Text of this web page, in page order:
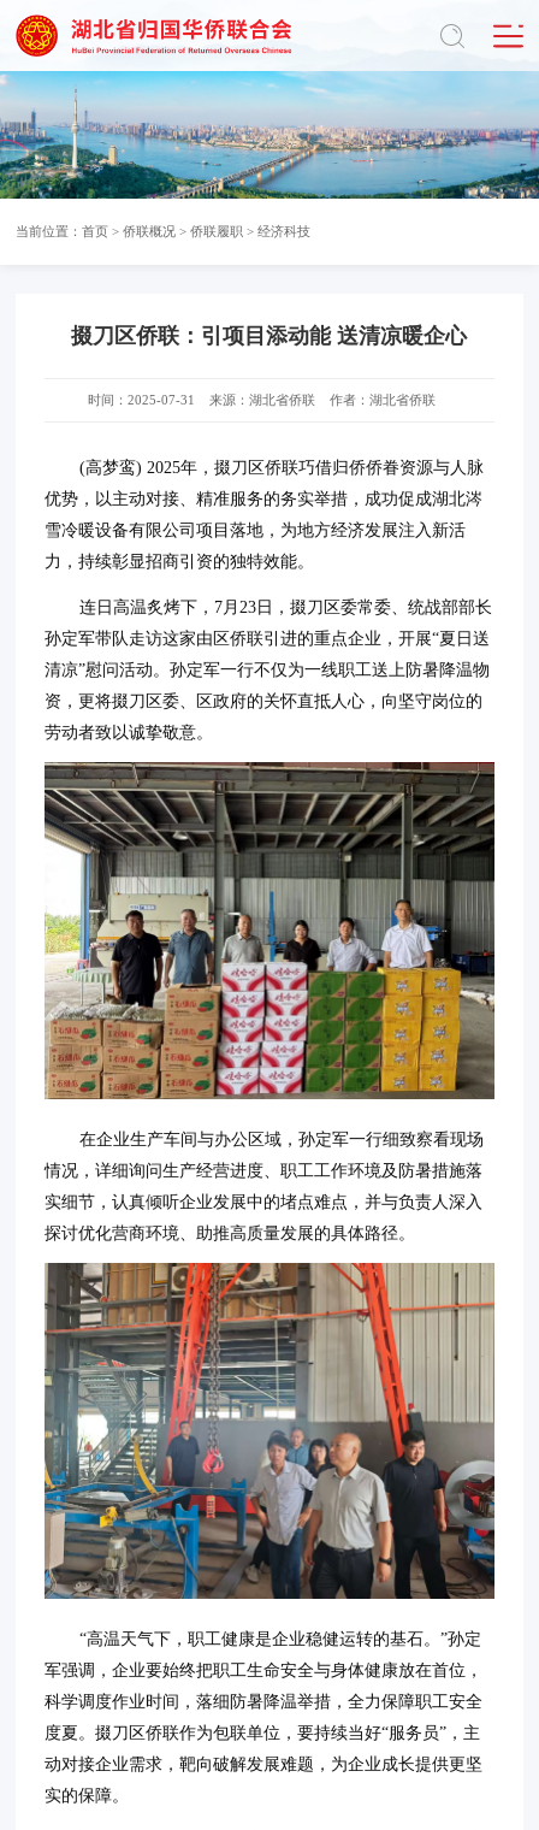
当前位置：首页 >侨联概况 >侨联履职 >经济科技
掇刀区侨联：引项目添动能 送清凉暖企心
时间：2025-07-31 来源：湖北省侨联 作者：湖北省侨联
(高梦鸾) 2025年，掇刀区侨联巧借归侨侨眷资源与人脉
优势，以主动对接、精准服务的务实举措，成功促成湖北涔
雪冷暖设备有限公司项目落地，为地方经济发展注入新活
力，持续彰显招商引资的独特效能。
连日高温炙烤下，7月23日，掇刀区委常委、统战部部长
孙定军带队走访这家由区侨联引进的重点企业，开展“夏日送
清凉”慰问活动。孙定军一行不仅为一线职工送上防暑降温物
资，更将掇刀区委、区政府的关怀直抵人心，向坚守岗位的
劳动者致以诚挚敬意。
在企业生产车间与办公区域，孙定军一行细致察看现场
情况，详细询问生产经营进度、职工工作环境及防暑措施落
实细节，认真倾听企业发展中的堵点难点，并与负责人深入
探讨优化营商环境、助推高质量发展的具体路径。
“高温天气下，职工健康是企业稳健运转的基石。”孙定
军强调，企业要始终把职工生命安全与身体健康放在首位，
科学调度作业时间，落细防暑降温举措，全力保障职工安全
度夏。掇刀区侨联作为包联单位，要持续当好“服务员”，主
动对接企业需求，靶向破解发展难题，为企业成长提供更坚
实的保障。